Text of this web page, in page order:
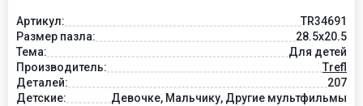
Артикул:
TR34691
Размер пазла:
28.5x20.5
Тема:
Для детей
Производитель:
Trefl
Деталей:
207
Детские:
Девочке, Мальчику, Другие мультфильмы